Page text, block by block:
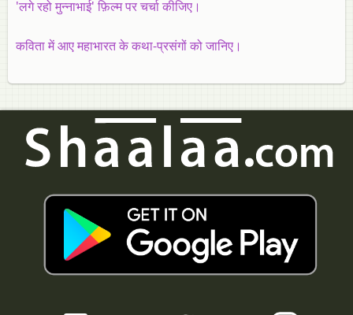
'लगे रहो मुन्नाभाई' फ़िल्म पर चर्चा कीजिए।
कविता में आए महाभारत के कथा-प्रसंगों को जानिए।